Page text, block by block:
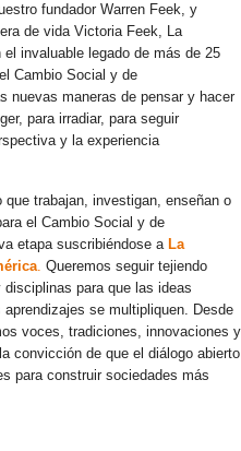
fundador Warren Feek, y
de vida Victoria Feek, La
invaluable legado de más de 25
Cambio Social y de
nuevas maneras de pensar y hacer
para irradiar, para seguir
y la experiencia
trabajan, investigan, enseñan o
el Cambio Social y de
etapa suscribiéndose a La
. Queremos seguir tejiendo
para que las ideas
se multipliquen. Desde
voces, tradiciones, innovaciones y
convicción de que el diálogo abierto
para construir sociedades más